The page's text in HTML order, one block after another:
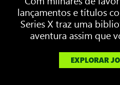
lançamentos e títulos
Series X traz uma
aventura assim que
EXPLORAR